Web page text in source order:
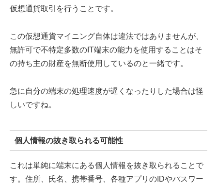
仮想通貨取引を行うことです。
この仮想通貨マイニング自体は違法ではありませんが、
無許可で不特定多数のIT端末の能力を使用することはそ
の持ち主の財産を無断使用しているのと一緒です。
急に自分の端末の処理速度が遅くなったりした場合は怪
しいですね。
個人情報の抜き取られる可能性
これは単純に端末にある個人情報を抜き取られることで
す。住所、氏名、携帯番号、各種アプリのIDやパスワー